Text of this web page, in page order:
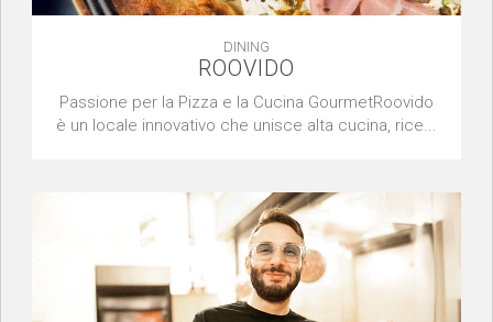
DINING
ROOVIDO
Passione per la Pizza e la Cucina GourmetRoovido
è un locale innovativo che unisce alta cucina, rice...